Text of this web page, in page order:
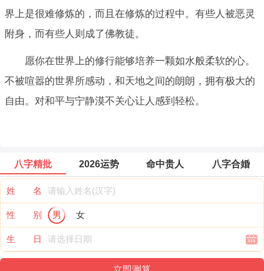
界上是很难修炼的，而且在修炼的过程中。有些人被恶灵
附身，而有些人则成了佛教徒。
愿你在世界上的修行能够培养一颗如水般柔软的心。
不被喧嚣的世界所感动，和天地之间的朗朗，拥有极大的
自由。对和平与宁静漠不关心让人感到轻松。
八字精批 2026运势 命中贵人 八字合婚
姓 名
性 别 男 女
生 日